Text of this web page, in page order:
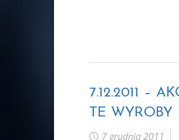
7.12.2011 –
TE WYROBY
7 grudnia 2011